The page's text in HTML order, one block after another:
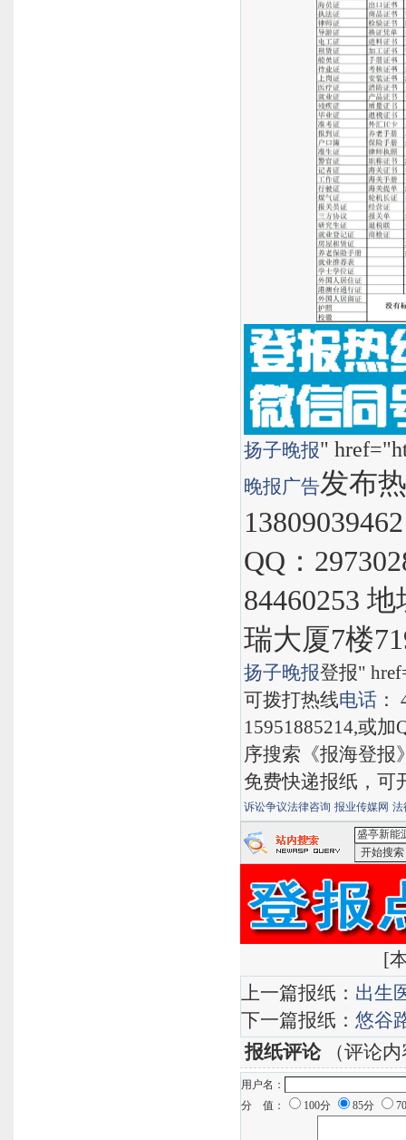
扬子晚报"
晚报广告发布
QQ：
84460253
瑞大厦7楼
扬子晚报登报"
可拨打热线电话
15951885214,或
序搜索《报海登报
免费快递报纸，可
诉讼争议法律咨询 报业传媒网 法
[
上一篇报纸： 出生
下一篇报纸： 悠谷
报纸评论（评论内
用户名：
分 值：
100分 85分